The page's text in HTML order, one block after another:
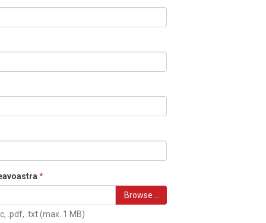
*
Browse …
.pdf, .txt (max. 1 MB)